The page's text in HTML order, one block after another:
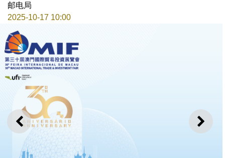
邮电局
2025-10-17 10:00
上一则 下一